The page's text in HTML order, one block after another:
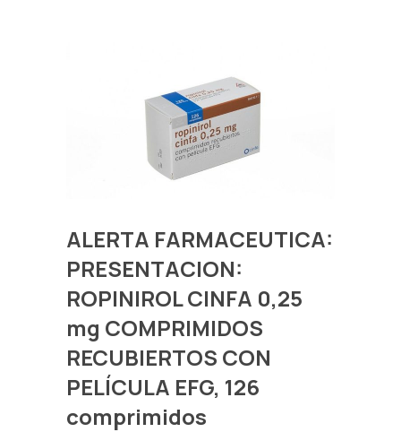
ALERTA FARMACEUTICA:
PRESENTACION:
ROPINIROL CINFA 0,25
mg COMPRIMIDOS
RECUBIERTOS CON
PELÍCULA EFG, 126
comprimidos